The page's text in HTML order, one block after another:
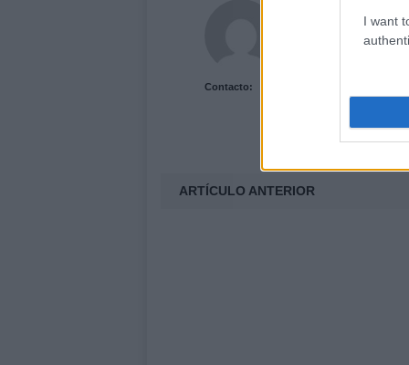
I want
Contacto:
ARTÍCULO ANTERIOR